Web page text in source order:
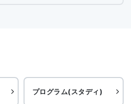
プログラム(スタディ)